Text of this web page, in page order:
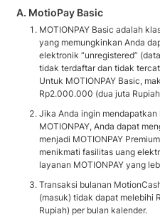
A. MotioPay Basic
MOTIONPAY Basic adalah
yang memungkinkan Anda
elektronik “unregistered”
tidak terdaftar dan tidak
Untuk MOTIONPAY Basic,
Rp2.000.000 (dua juta
Jika Anda ingin
MOTIONPAY, Anda dapat
menjadi MOTIONPAY
menikmati fasilitas uang
layanan MOTIONPAY yang
Transaksi bulanan
(masuk) tidak dapat melebihi
Rupiah) per bulan kalender.